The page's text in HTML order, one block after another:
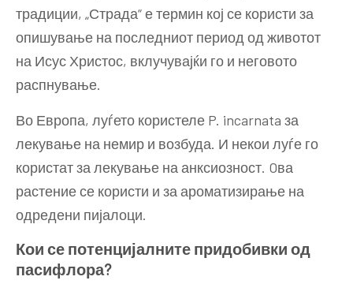
традиции, „Страда“ е термин кој се користи за
опишување на последниот период од животот
на Исус Христос, вклучувајќи го и неговото
распнување.
Во Европа, луѓето користеле P. incarnata за
лекување на немир и возбуда. И некои луѓе го
користат за лекување на анксиозност. Oва
растение се користи и за ароматизирање на
одредени пијалоци.
Кои се потенцијалните придобивки од
пасифлора?